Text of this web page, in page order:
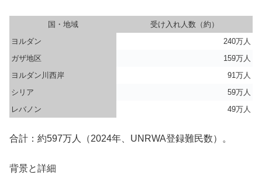
国・地域
受け入れ人数（約）
ヨルダン
240万人
ガザ地区
159万人
ヨルダン川西岸
91万人
シリア
59万人
レバノン
49万人
合計：約597万人（2024年、UNRWA登録難民数）。
背景と詳細